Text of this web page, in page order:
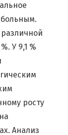
больным.
У 9,1 %
росту
Анализ